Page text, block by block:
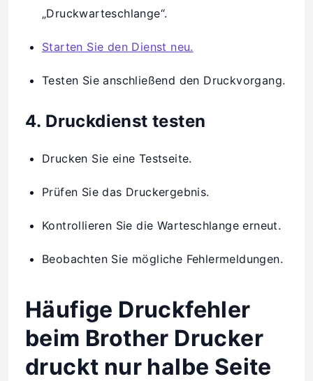
„Druckwarteschlange“.
Starten Sie den Dienst neu.
Testen Sie anschließend den Druckvorgang.
4. Druckdienst testen
Drucken Sie eine Testseite.
Prüfen Sie das Druckergebnis.
Kontrollieren Sie die Warteschlange erneut.
Beobachten Sie mögliche Fehlermeldungen.
Häufige Druckfehler
beim Brother Drucker
druckt nur halbe Seite